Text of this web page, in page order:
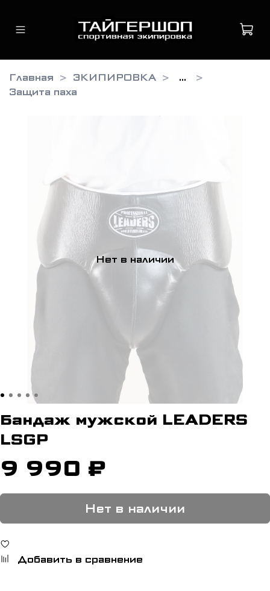
Главная ЭКИПИРОВКА
...
Защита паха
Нет в наличии
Бандаж мужской LEADERS
LSGP
9 990 ₽
Нет в наличии
Добавить в сравнение